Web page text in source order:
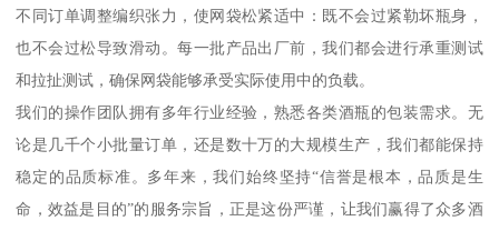
不同订单调整编织张力，使网袋松紧适中：既不会过紧勒坏瓶身，
也不会过松导致滑动。每一批产品出厂前，我们都会进行承重测试
和拉扯测试，确保网袋能够承受实际使用中的负载。
我们的操作团队拥有多年行业经验，熟悉各类酒瓶的包装需求。无
论是几千个小批量订单，还是数十万的大规模生产，我们都能保持
稳定的品质标准。多年来，我们始终坚持“信誉是根本，品质是生
命，效益是目的”的服务宗旨，正是这份严谨，让我们赢得了众多酒